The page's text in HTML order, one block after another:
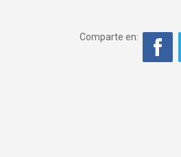
Comparte en: